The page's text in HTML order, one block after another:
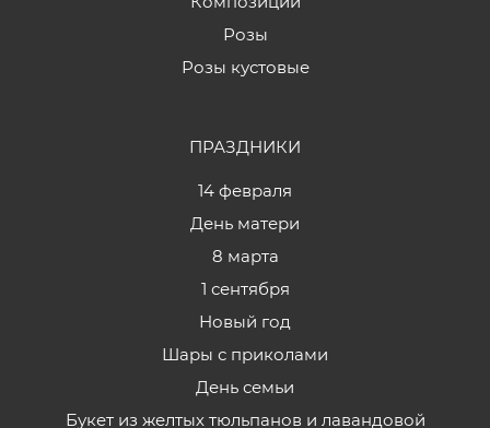
Розы
Розы кустовые
ПРАЗДНИКИ
14 февраля
День матери
8 марта
1 сентября
Новый год
Шары с приколами
День семьи
Букет из желтых тюльпанов и лавандовой